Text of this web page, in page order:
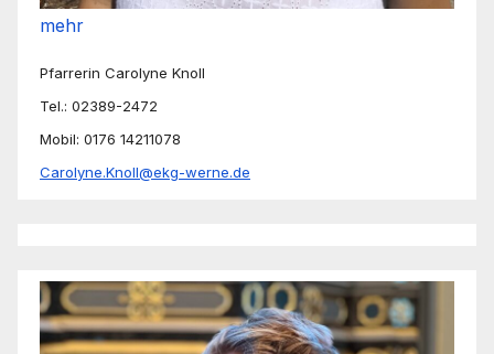
mehr
Pfarrerin Carolyne Knoll
Tel.: 02389-2472
Mobil: 0176 14211078
Carolyne.Knoll@ekg-werne.de